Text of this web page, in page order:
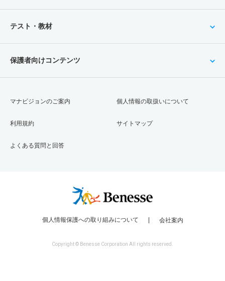
テスト・教材
保護者向けコンテンツ
マナビジョンのご案内
利用規約
よくある質問と回答
個人情報の取扱いについて
サイトマップ
個人情報保護への取り組みについて 会社案内
Copyright © Benesse Corporation All rights reserved.